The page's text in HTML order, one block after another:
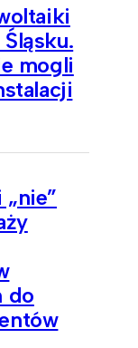
mogli
do